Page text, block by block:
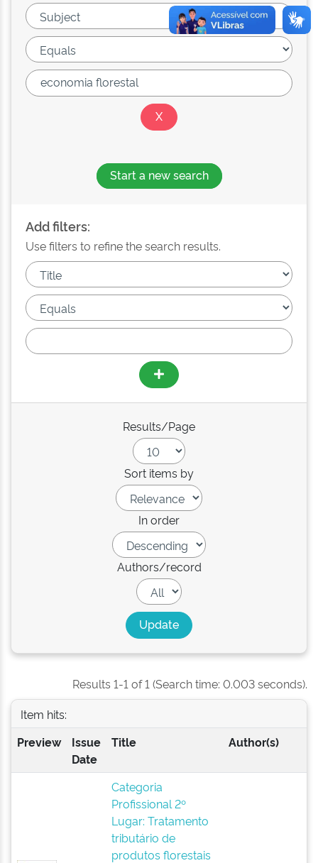
Start a new search
Add filters:
Use filters to refine the search results.
Results/Page
Sort items by
In order
Authors/record
Results 1-1 of 1 (Search time: 0.003 seconds).
Item hits:
Preview
Issue
Date
Title Author(s)
Categoria
Profissional 2º
Lugar: Tratamento
tributário de
produtos florestais